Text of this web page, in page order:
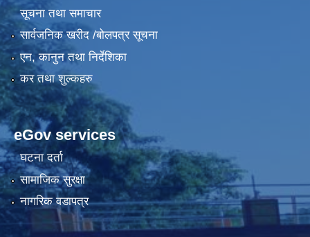
सूचना तथा समाचार
सार्वजनिक खरीद /बोलपत्र सूचना
एन, कानुन तथा निर्देशिका
कर तथा शुल्कहरु
eGov services
घटना दर्ता
सामाजिक सुरक्षा
नागरिक वडापत्र